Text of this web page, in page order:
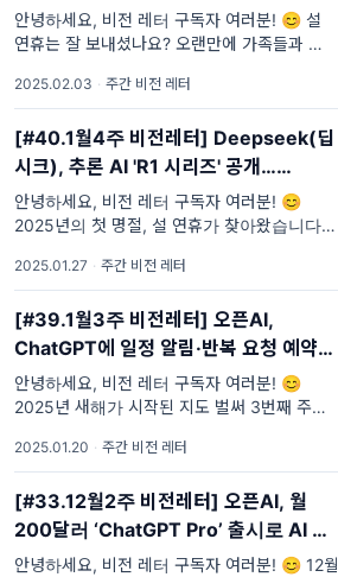
R1과의 경쟁 본격화
안녕하세요, 비전 레터 구독자 여러분! 😊 설
연휴는 잘 보내셨나요? 오랜만에 가족들과 따
랍니다. 이번 설 연휴 동안 중국 AI 스타트
2025.02.03 · 주간 비전 레터
[#40.1월4주 비전레터] Deepseek(딥
시크), 추론 AI 'R1 시리즈' 공개…
OpenAI o1 능가하는 성능에 비용 90%
절감
안녕하세요, 비전 레터 구독자 여러분! 😊
2025년의 첫 명절, 설 연휴가 찾아왔습니다.
소중한 추억을 쌓고 계신가요? 연휴 기간 동
2025.01.27 · 주간 비전 레터
[#39.1월3주 비전레터] 오픈AI,
ChatGPT에 일정 알림·반복 요청 예약
기능 'Task(태스크)' 출시
안녕하세요, 비전 레터 구독자 여러분! 😊
2025년 새해가 시작된 지도 벌써 3번째 주입
에 세운 새로운 도전과 다짐들은 잘 지켜지고
2025.01.20 · 주간 비전 레터
[#33.12월2주 비전레터] 오픈AI, 월
200달러 ‘ChatGPT Pro’ 출시로 AI 프
리미엄 시대 열다
안녕하세요, 비전 레터 구독자 여러분! 😊 12월